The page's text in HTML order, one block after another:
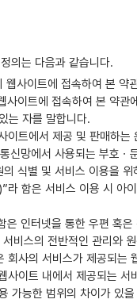
의는 다음과 같습니다.
웹사이트에 접속하여 본
사이트에 접속하여 본 약
는 자를 말합니다.
이트에서 제공 및 판매하
신망에서 사용되는 부호
식별 및 서비스 이용을
라 함은 서비스 이용 시 아
인터넷을 통한 우편 혹
비스의 전반적인 관리와
회사의 서비스가 제공되는
사이트 내에서 제공되는
가능한 범위의 차이가 있